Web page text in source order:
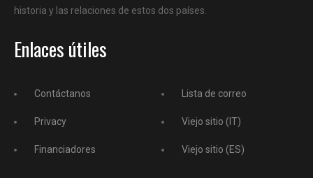
historia y las relaciones de estos dos países.
Enlaces útiles
Contáctanos
Privacy
Financiadores
Lista de correo
Viejo sitio (IT)
Viejo sitio (ES)